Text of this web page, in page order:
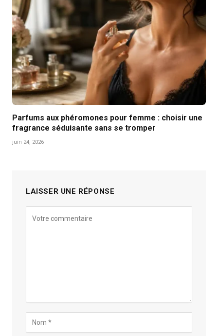
Parfums aux phéromones pour femme : choisir une
fragrance séduisante sans se tromper
juin 24, 2026
LAISSER UNE RÉPONSE